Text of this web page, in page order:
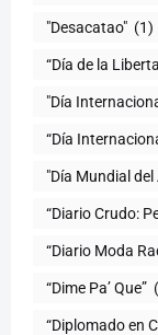
"Desacatao" (1)
"Día
“Día
"Día Mundial
“Diario Crudo:
“Diario Moda
“Dime Pa’ Que”
“Diplomado en